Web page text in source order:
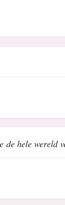
de hele wereld